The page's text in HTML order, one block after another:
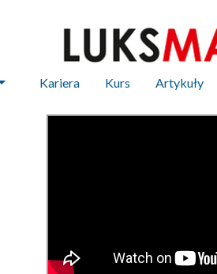
Kariera Kurs Artykuły